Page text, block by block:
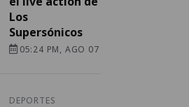
Los
Supersónicos
05:24 PM, AGO 07
DEPORTES